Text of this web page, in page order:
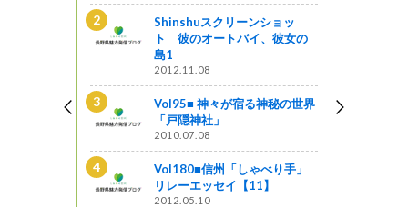
Shinshuスクリーンショッ
ト 彼のオートバイ、彼女の
島1
2012.11.08
Vol95■ 神々が宿る神秘の世界
「戸隠神社」
2010.07.08
Vol180■信州「しゃべり手」
リレーエッセイ【11】
2012.05.10